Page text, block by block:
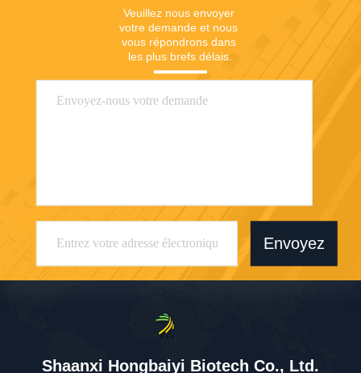
Veuillez nous envoyer
votre demande et nous
vous répondrons dans
les plus brefs délais.
Envoyez
Shaanxi Hongbaiyi Biotech Co., Ltd.